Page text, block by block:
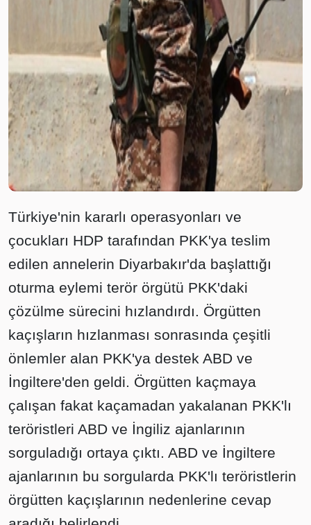
Türkiye'nin kararlı operasyonları ve
çocukları HDP tarafından PKK'ya teslim
edilen annelerin Diyarbakır'da başlattığı
oturma eylemi terör örgütü PKK'daki
çözülme sürecini hızlandırdı. Örgütten
kaçışların hızlanması sonrasında çeşitli
önlemler alan PKK'ya destek ABD ve
İngiltere'den geldi. Örgütten kaçmaya
çalışan fakat kaçamadan yakalanan PKK'lı
teröristleri ABD ve İngiliz ajanlarının
sorguladığı ortaya çıktı. ABD ve İngiltere
ajanlarının bu sorgularda PKK'lı teröristlerin
örgütten kaçışlarının nedenlerine cevap